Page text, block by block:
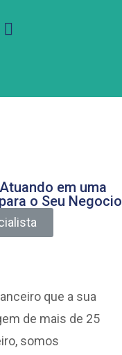
em uma
o Seu Negocio
que a sua
de mais de 25
somos